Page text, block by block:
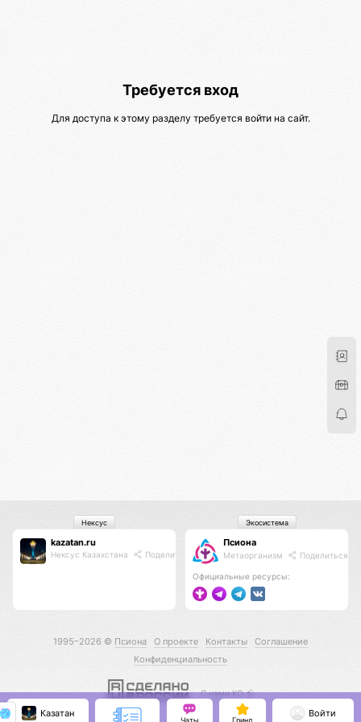
Требуется вход
Для доступа к этому разделу требуется войти на сайт.
kazatan.ru
Нексус Казахстана Поделиться
Нексус
Псиона
Метаорганизм Поделиться
Официальные ресурсы:
Экосистема
1995–2026 © Псиона О проекте Контакты
Соглашение
Конфиденциальность
С нами КО 🕉️
Казатан
Чаты Гринд
Войти